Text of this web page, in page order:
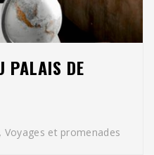
PALAIS DE
, Voyages et promenades